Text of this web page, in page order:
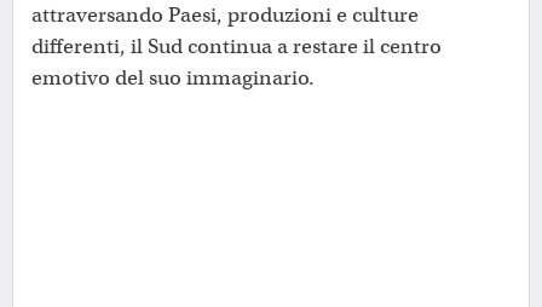
attraversando Paesi, produzioni e culture
differenti, il Sud continua a restare il centro
emotivo del suo immaginario.